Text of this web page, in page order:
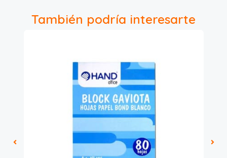
También podría interesarte